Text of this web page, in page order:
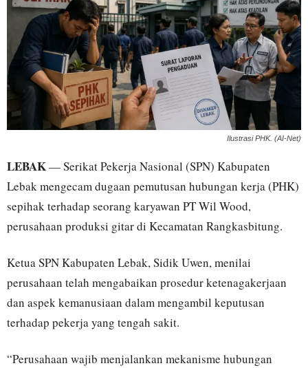
Ilustrasi PHK. (AI-Net)
LEBAK— Serikat Pekerja Nasional (SPN) Kabupaten
Lebak mengecam dugaan pemutusan hubungan kerja (PHK)
sepihak terhadap seorang karyawan PT Wil Wood,
perusahaan produksi gitar di Kecamatan Rangkasbitung.
Ketua SPN Kabupaten Lebak, Sidik Uwen, menilai
perusahaan telah mengabaikan prosedur ketenagakerjaan
dan aspek kemanusiaan dalam mengambil keputusan
terhadap pekerja yang tengah sakit.
“Perusahaan wajib menjalankan mekanisme hubungan